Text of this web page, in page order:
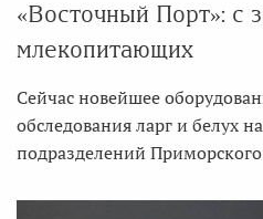
«Восточный Порт»: с
млекопитающих
Сейчас новейшее
обследования ларг и белух
подразделений